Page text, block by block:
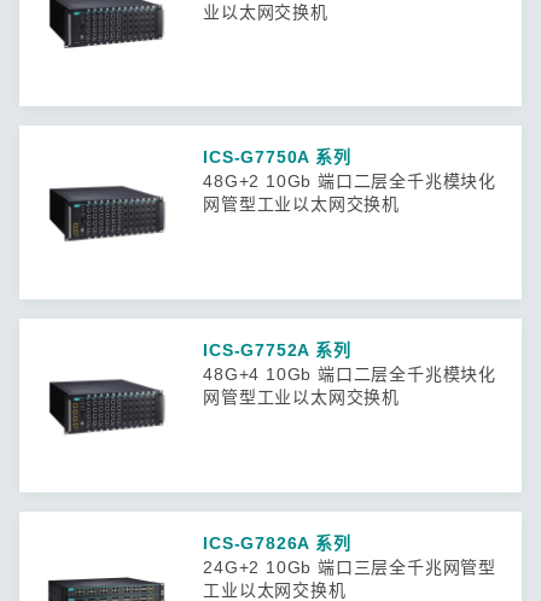
业以太网交换机
ICS-G7750A 系列
48G+2 10Gb 端口二层全千兆模块化
网管型工业以太网交换机
ICS-G7752A 系列
48G+4 10Gb 端口二层全千兆模块化
网管型工业以太网交换机
ICS-G7826A 系列
24G+2 10Gb 端口三层全千兆网管型
工业以太网交换机